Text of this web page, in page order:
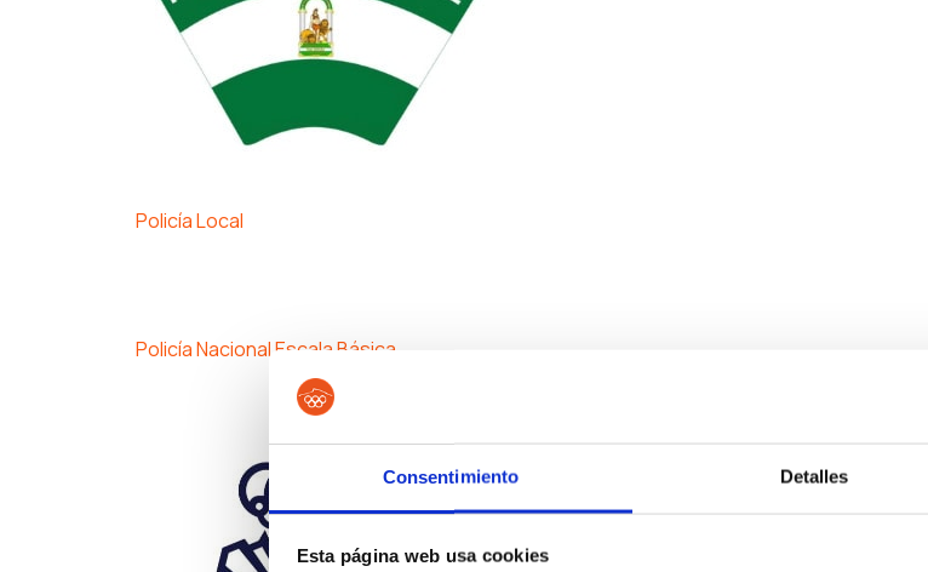
Consentimiento Detalles
Esta página web usa cookies
Policía Local
Policía Nacional Escala Básica